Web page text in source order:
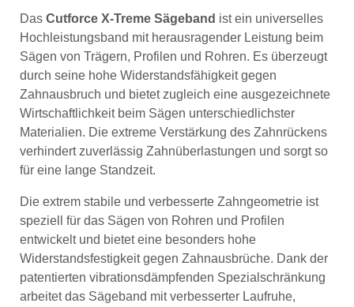
Das Cutforce X-Treme Sägeband ist ein universelles
Hochleistungsband mit herausragender Leistung beim
Sägen von Trägern, Profilen und Rohren. Es überzeugt
durch seine hohe Widerstandsfähigkeit gegen
Zahnausbruch und bietet zugleich eine ausgezeichnete
Wirtschaftlichkeit beim Sägen unterschiedlichster
Materialien. Die extreme Verstärkung des Zahnrückens
verhindert zuverlässig Zahnüberlastungen und sorgt so
für eine lange Standzeit.
Die extrem stabile und verbesserte Zahngeometrie ist
speziell für das Sägen von Rohren und Profilen
entwickelt und bietet eine besonders hohe
Widerstandsfestigkeit gegen Zahnausbrüche. Dank der
patentierten vibrationsdämpfenden Spezialschränkung
arbeitet das Sägeband mit verbesserter Laufruhe,